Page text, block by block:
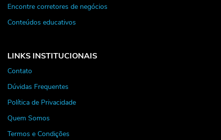
Encontre corretores de negócios
Conteúdos educativos
LINKS INSTITUCIONAIS
Contato
Dúvidas Frequentes
Política de Privacidade
Quem Somos
Termos e Condições